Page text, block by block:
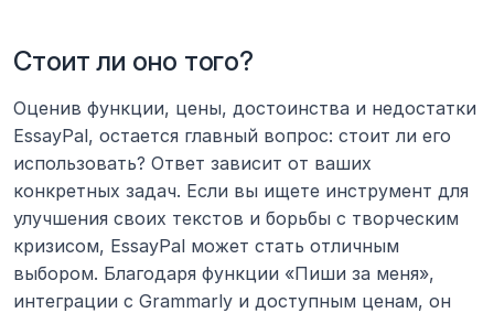
Стоит ли оно того?
Оценив функции, цены, достоинства и недостатки
EssayPal, остается главный вопрос: стоит ли его
использовать? Ответ зависит от ваших
конкретных задач. Если вы ищете инструмент для
улучшения своих текстов и борьбы с творческим
кризисом, EssayPal может стать отличным
выбором. Благодаря функции «Пиши за меня»,
интеграции с Grammarly и доступным ценам, он